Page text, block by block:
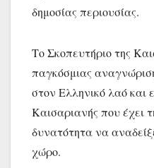
δημοσίας περιουσίας.
Το Σκοπευτήριο της
παγκόσμιας
στον Ελληνικό λαό και
Καισαριανής που έχει
δυνατότητα να
χώρο.